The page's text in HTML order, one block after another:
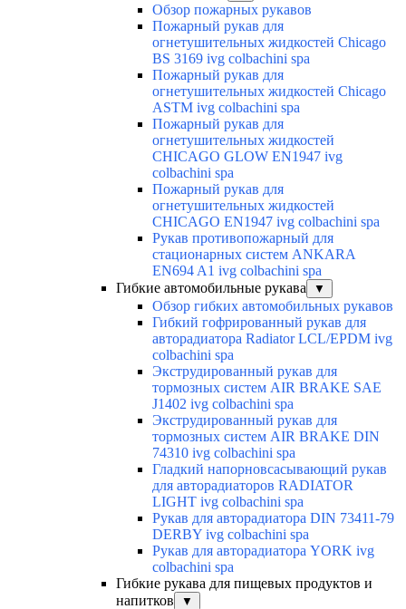
Обзор пожарных рукавов
Пожарный рукав для
огнетушительных жидкостей Chicago
BS 3169 ivg colbachini spa
Пожарный рукав для
огнетушительных жидкостей Chicago
ASTM ivg colbachini spa
Пожарный рукав для
огнетушительных жидкостей
CHICAGO GLOW EN1947 ivg
colbachini spa
Пожарный рукав для
огнетушительных жидкостей
CHICAGO EN1947 ivg colbachini spa
Рукав противопожарный для
стационарных систем ANKARA
EN694 A1 ivg colbachini spa
Гибкие автомобильные рукава
▼
Обзор гибких автомобильных рукавов
Гибкий гофрированный рукав для
авторадиатора Radiator LCL/EPDM ivg
colbachini spa
Экструдированный рукав для
тормозных систем AIR BRAKE SAE
J1402 ivg colbachini spa
Экструдированный рукав для
тормозных систем AIR BRAKE DIN
74310 ivg colbachini spa
Гладкий напорновсасывающий рукав
для авторадиаторов RADIATOR
LIGHT ivg colbachini spa
Рукав для авторадиатора DIN 73411-79
DERBY ivg colbachini spa
Рукав для авторадиатора YORK ivg
colbachini spa
Гибкие рукава для пищевых продуктов и
напитков
▼